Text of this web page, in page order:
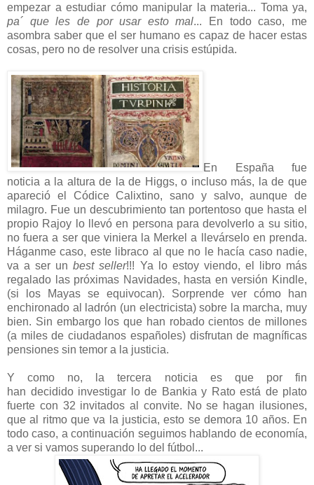
empezar a estudiar cómo manipular la materia... Toma ya,
pa´ que les de por usar esto mal... En todo caso, me
asombra saber que el ser humano es capaz de hacer estas
cosas, pero no de resolver una crisis estúpida.
En España fue
noticia a la altura de la de Higgs, o incluso más, la de que
apareció el Códice Calixtino, sano y salvo, aunque de
milagro. Fue un descubrimiento tan portentoso que hasta el
propio Rajoy lo llevó en persona para devolverlo a su sitio,
no fuera a ser que viniera la Merkel a llevárselo en prenda.
Háganme caso, este libraco al que no le hacía caso nadie,
va a ser unbest seller!!! Ya lo estoy viendo, el libro más
regalado las próximas Navidades, hasta en versión Kindle,
(si los Mayas se equivocan). Sorprende ver cómo han
enchironado al ladrón (un electricista) sobre la marcha, muy
bien. Sin embargo los que han robado cientos de millones
(a miles de ciudadanos españoles) disfrutan de magníficas
pensiones sin temor a la justicia.
Y como no, la tercera noticia es que por fin
han decidido investigar lo de Bankia y Rato está de plato
fuerte con 32 invitados al convite. No se hagan ilusiones,
que al ritmo que va la justicia, esto se demora 10 años. En
todo caso, a continuación seguimos hablando de economía,
a ver si vamos superando lo del fútbol...